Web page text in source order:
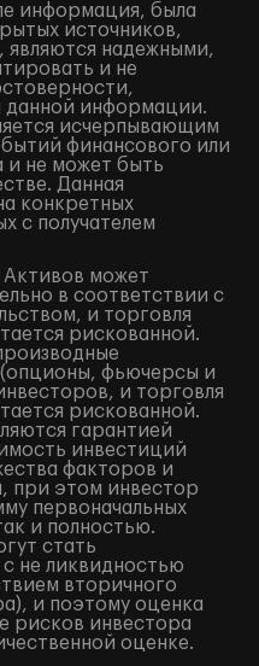
информация, была
источников,
являются надежными,
и не
данной информации.
исчерпывающим
финансового или
и не может быть
Данная
конкретных
с получателем
Активов может
в соответствии с
и торговля
рискованной.
фьючерсы и
и торговля
рискованной.
гарантией
инвестиций
факторов и
при этом инвестор
первоначальных
и полностью.
стать
не ликвидностью
вторичного
и поэтому оценка
рисков инвестора
оценке.